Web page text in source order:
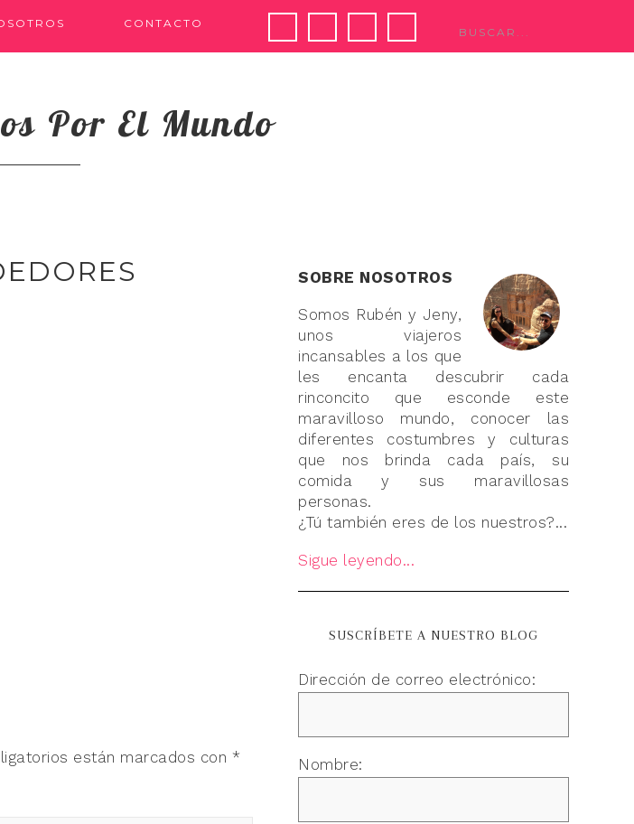
CONTACTO
Por El Mundo
están marcados con *
SOBRE NOSOTROS
Somos Rubén y Jeny,
unos viajeros
incansables a los que
les encanta descubrir cada
rinconcito que esconde este
maravilloso mundo, conocer las
diferentes costumbres y culturas
que nos brinda cada país, su
comida y sus maravillosas
personas.
¿Tú también eres de los nuestros?...
Sigue leyendo...
SUSCRÍBETE A NUESTRO BLOG
Dirección de correo electrónico:
Nombre: